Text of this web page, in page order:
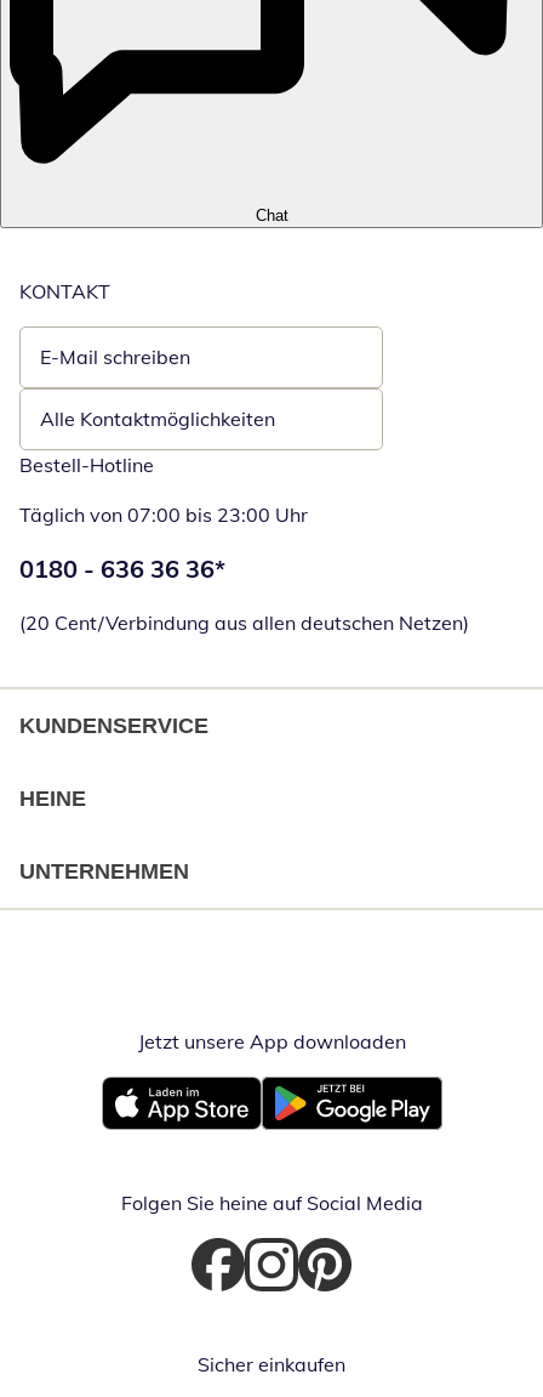
Chat
KONTAKT
E-Mail schreiben
Öffnet E-Mail-Client
Alle Kontaktmöglichkeiten
Bestell-Hotline
Täglich von 07:00 bis 23:00 Uhr
Telefonnummer:
0180 - 636 36 36*
(20 Cent/Verbindung aus allen deutschen Netzen)
KUNDENSERVICE
HEINE
UNTERNEHMEN
Jetzt unsere App downloadenÖffnet in
Öffnet in neuem FensterÖffnet in neuem Fenster
Folgen Sie heine auf Social Media
Öffnet in neuem Fenster
Öffnet in neuem Fenster
Öffnet in neuem Fenster
Sicher einkaufen